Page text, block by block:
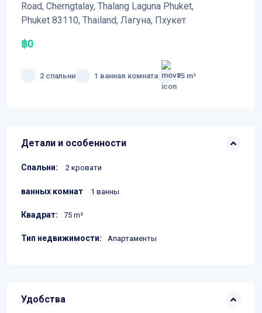
Road, Cherngtalay, Thalang Laguna Phuket,
Phuket 83110, Thailand, Лагуна, Пхукет
฿0
2 спальни 1 ванная комната 75 m²
Детали и особенности
Спальни: 2 кровати
ванных комнат 1 ванны
Квадрат: 75 m²
Тип недвижимости: Апартаменты
Удобства